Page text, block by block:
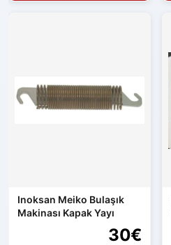
Inoksan Meiko Bulaşık
Makinası Kapak Yayı
30€